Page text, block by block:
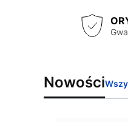
Nowości